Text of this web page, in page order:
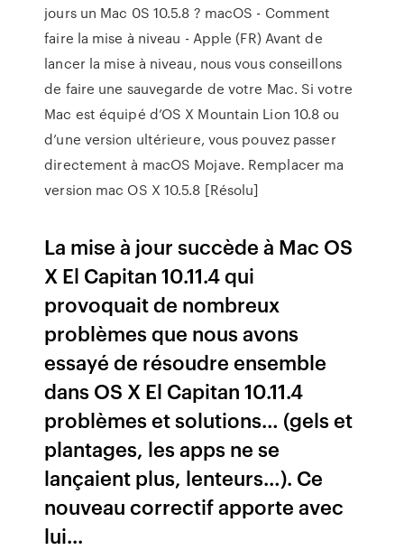
jours un Mac 0S 10.5.8 ? macOS - Comment
faire la mise à niveau - Apple (FR) Avant de
lancer la mise à niveau, nous vous conseillons
de faire une sauvegarde de votre Mac. Si votre
Mac est équipé d’OS X Mountain Lion 10.8 ou
d’une version ultérieure, vous pouvez passer
directement à macOS Mojave. Remplacer ma
version mac OS X 10.5.8 [Résolu]
La mise à jour succède à Mac OS
X El Capitan 10.11.4 qui
provoquait de nombreux
problèmes que nous avons
essayé de résoudre ensemble
dans OS X El Capitan 10.11.4
problèmes et solutions… (gels et
plantages, les apps ne se
lançaient plus, lenteurs…). Ce
nouveau correctif apporte avec
lui...